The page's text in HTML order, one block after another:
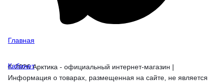
© 2026 Арктика - официальный интернет-магазин |
Информация о товарах, размещенная на сайте, не является
Главная
Кабинет